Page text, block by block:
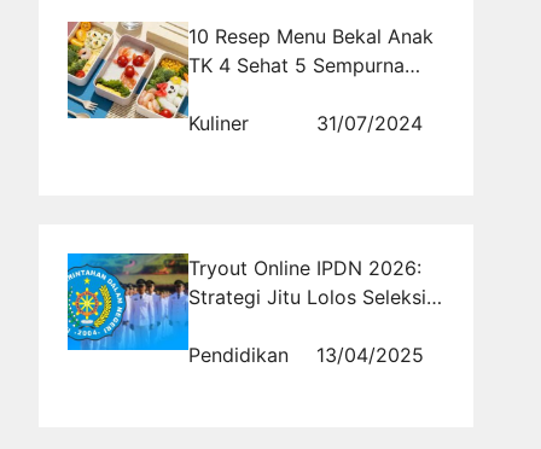
10 Resep Menu Bekal Anak
TK 4 Sehat 5 Sempurna
Kuliner
31/07/2024
Tryout Online IPDN 2026:
Strategi Jitu Lolos Seleksi
Pendidikan
13/04/2025